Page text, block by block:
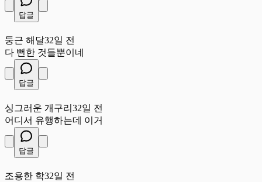
답글
둥근 해달32일 전
다 뻔한 것들뿐이네
답글
싱그러운 개구리 32일 전
어디서 유행하는데 이거
답글
조용한 학32일 전